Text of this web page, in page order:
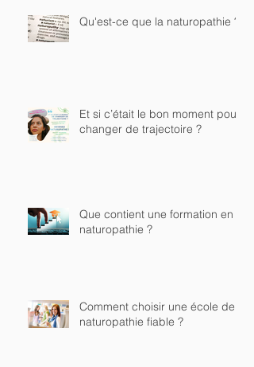
Qu'est-ce que la naturopathie ?
Et si c’était le bon moment pour
changer de trajectoire ?
Que contient une formation en
naturopathie ?
Comment choisir une école de
naturopathie fiable ?